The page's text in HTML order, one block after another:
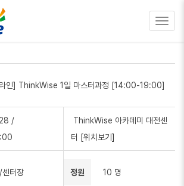
라인] ThinkWise 1일 마스터과정 [14:00-19:00]
/
ThinkWise 아카데미 대전센
터
[위치보기]
센터장 정원 10 명